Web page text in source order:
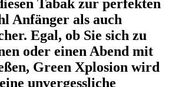
Tabak zur perfekten
Anfänger als auch
Egal, ob Sie sich zu
oder einen Abend mit
Green Xplosion wird
unvergessliche